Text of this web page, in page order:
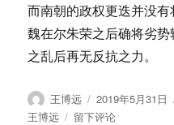
而南朝的政权更迭并没
魏在尔朱荣之后确将劣
之乱后再无反抗之力。
作
者
王博远
发
布
2019年5月31日
王博远
于
留下评论